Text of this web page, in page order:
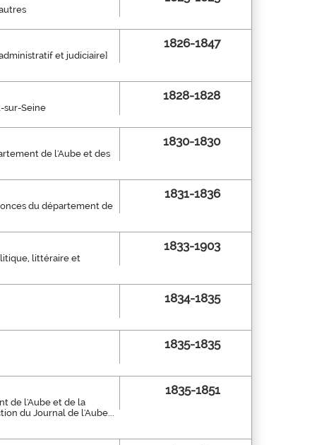
et judiciaire]
1826-1847
sur-Seine
1828-1828
de l'Aube et des
1830-1830
du département de
1831-1836
littéraire et
1833-1903
1834-1835
1835-1835
de l'Aube et de la
du Journal de l'Aube...
1835-1851